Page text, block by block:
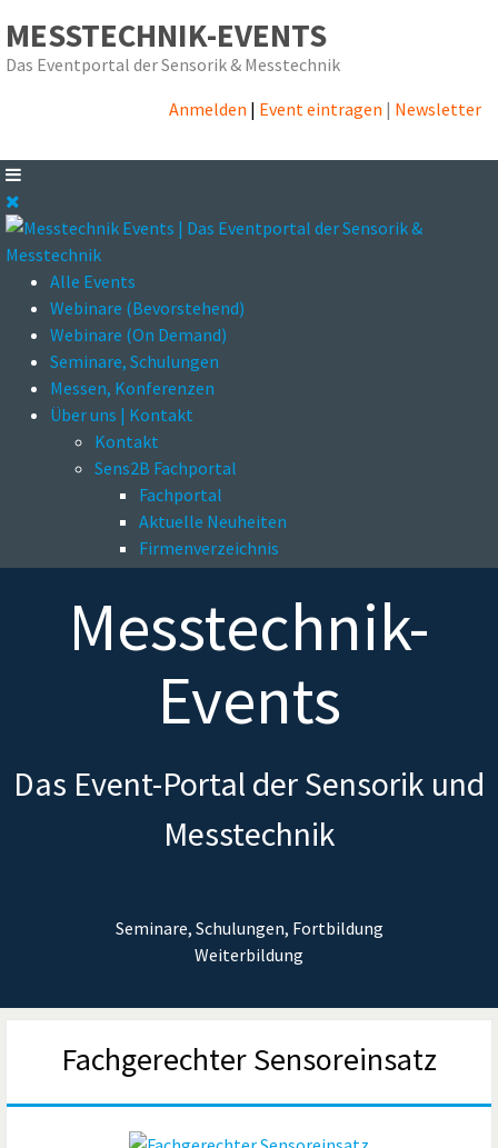
MESSTECHNIK-EVENTS
Das Eventportal der Sensorik & Messtechnik
Anmelden | Event eintragen | Newsletter
Alle Events
Webinare (Bevorstehend)
Webinare (On Demand)
Seminare, Schulungen
Messen, Konferenzen
Über uns | Kontakt
Kontakt
Sens2B Fachportal
Fachportal
Aktuelle Neuheiten
Firmenverzeichnis
Messtechnik-
Events
Das Event-Portal der Sensorik und
Messtechnik
Seminare, Schulungen, Fortbildung
Weiterbildung
Fachgerechter Sensoreinsatz